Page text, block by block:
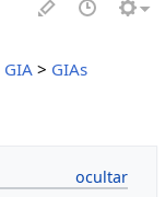
GIA> GIAs